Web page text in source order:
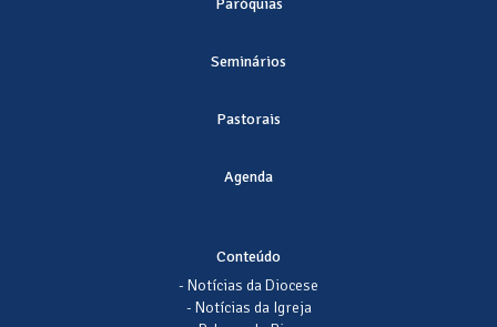
Paróquias
Seminários
Pastorais
Agenda
Conteúdo
- Notícias da Diocese
- Notícias da Igreja